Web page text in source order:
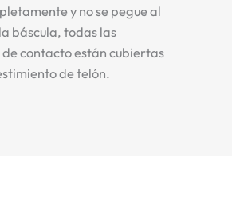
y no se pegue al
báscula, todas las
de contacto están cubiertas
de telón.